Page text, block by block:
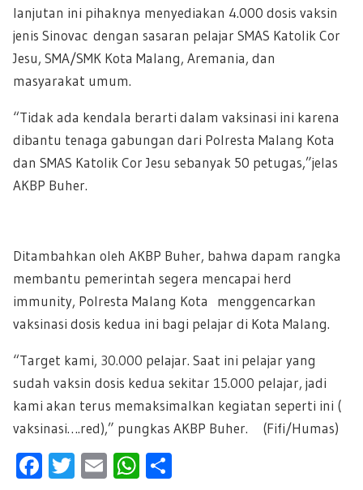
lanjutan ini pihaknya menyediakan 4.000 dosis vaksin
jenis Sinovac dengan sasaran pelajar SMAS Katolik Cor
Jesu, SMA/SMK Kota Malang, Aremania, dan
masyarakat umum.
“Tidak ada kendala berarti dalam vaksinasi ini karena
dibantu tenaga gabungan dari Polresta Malang Kota
dan SMAS Katolik Cor Jesu sebanyak 50 petugas,”jelas
AKBP Buher.
Ditambahkan oleh AKBP Buher, bahwa dapam rangka
membantu pemerintah segera mencapai herd
immunity, Polresta Malang Kota menggencarkan
vaksinasi dosis kedua ini bagi pelajar di Kota Malang.
“Target kami, 30.000 pelajar. Saat ini pelajar yang
sudah vaksin dosis kedua sekitar 15.000 pelajar, jadi
kami akan terus memaksimalkan kegiatan seperti ini (
vaksinasi….red),” pungkas AKBP Buher. (Fifi/Humas)
F
T
E
W